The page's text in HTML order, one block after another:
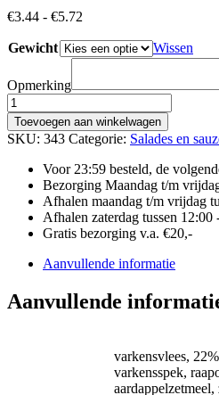
€3.44 - €5.72
tot
€5.72
Gewicht Wissen
Opmerking
LIKKEPOT
aantal
Toevoegen aan winkelwagen
SKU: 343 Categorie: Salades en
Voor 23:59 besteld, de
Bezorging Maandag t/m
Afhalen maandag t/m vrijdag
Afhalen zaterdag tussen 12:00
Gratis bezorging v.a. €20,-
Aanvullende informatie
Aanvullende
varkensvlees,
varkensspek,